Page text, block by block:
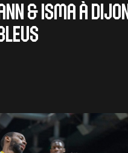
& Isma à Dijon